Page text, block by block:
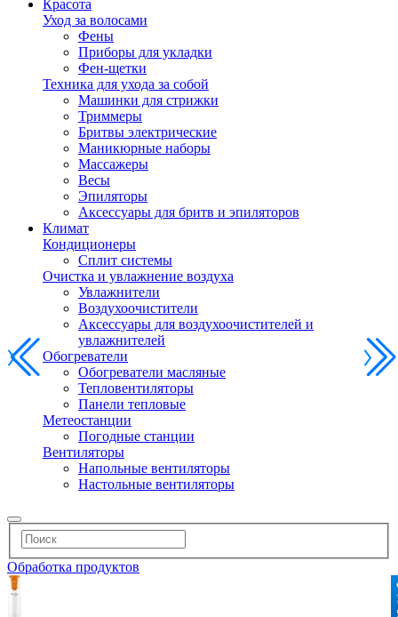
Красота
Уход за волосами
Фены
Приборы для укладки
Фен-щетки
Техника для ухода за собой
Машинки для стрижки
Триммеры
Бритвы электрические
Маникюрные наборы
Массажеры
Весы
Эпиляторы
Аксессуары для бритв и эпиляторов
Климат
Кондиционеры
Сплит системы
Очистка и увлажнение воздуха
Увлажнители
Воздухоочистители
Аксессуары для воздухоочистителей и
увлажнителей
Обогреватели
Обогреватели масляные
Тепловентиляторы
Панели тепловые
Метеостанции
Погодные станции
Вентиляторы
Напольные вентиляторы
Настольные вентиляторы
Обработка продуктов